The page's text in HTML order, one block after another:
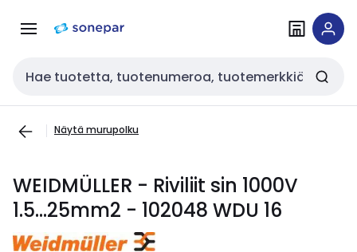
navigointiinsisältöön
Haku
Näytä murupolku
WEIDMÜLLER - Riviliit sin 1000V
1.5...25mm2 - 102048 WDU 16